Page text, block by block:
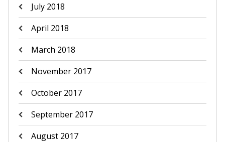
July 2018
April 2018
March 2018
November 2017
October 2017
September 2017
August 2017